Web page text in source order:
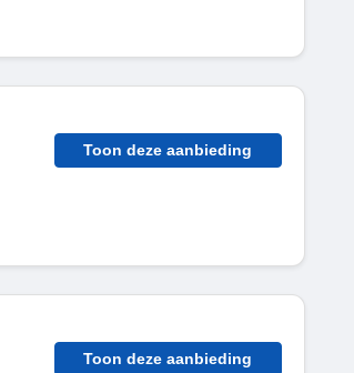
Toon deze aanbieding
Toon deze aanbieding